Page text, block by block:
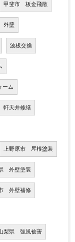
甲斐市 板金飛散
外壁
波板交換
ーム
天井修繕
上野原市 屋根塗装
外壁塗装
外壁補修
梨県 強風被害